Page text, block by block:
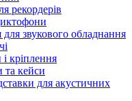
рекордерів
для звукового обладнання
кріплення
та кейси
для акустичних